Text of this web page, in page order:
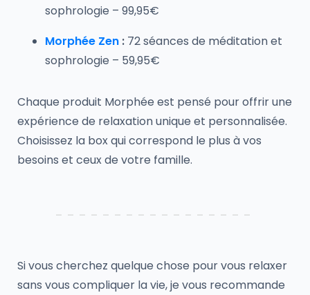
sophrologie – 99,95€
Morphée Zen : 72 séances de méditation et
sophrologie – 59,95€
Chaque produit Morphée est pensé pour offrir une
expérience de relaxation unique et personnalisée.
Choisissez la box qui correspond le plus à vos
besoins et ceux de votre famille.
Si vous cherchez quelque chose pour vous relaxer
sans vous compliquer la vie, je vous recommande